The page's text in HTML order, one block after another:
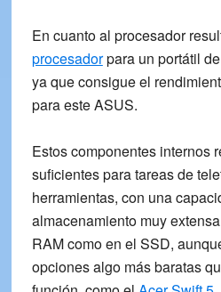
En cuanto al procesador
procesadorpara un portátil
ya que consigue el
para este ASUS.
Estos componentes internos
suficientes paratareas de
herramientas, con una
almacenamiento muy
RAM como en el SSD,
opciones algo más baratas